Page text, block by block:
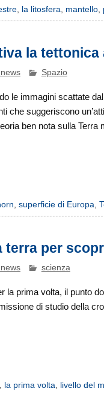
, la litosfera, mantello,
la tettonica
Spazio
le immagini scattate
che suggeriscono
ben nota sulla
,superficie di Europa ,
per
scienza
la prima volta, il punto
di studio della
la prima volta livello del